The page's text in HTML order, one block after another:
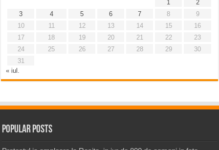
1
2
3
4 5 6 7 8
9
10
11 12 13 14 15
16
17
18 19 20 21 22
23
24
25 26 27 28 29
30
31
« iul.
Popular Posts